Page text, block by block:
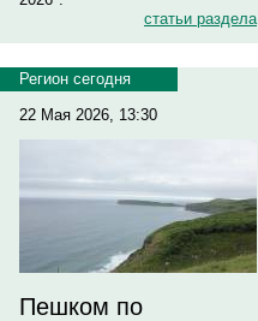
статьи раздела
Регион сегодня
22 Мая 2026, 13:30
Пешком по